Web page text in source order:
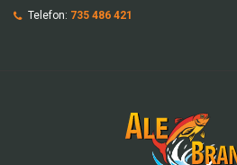
Telefon: 735 486 421